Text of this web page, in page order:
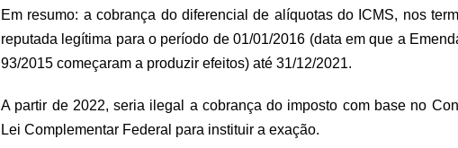
Em resumo: a cobrança do diferencial de alíquotas do ICMS, nos
reputada legítima para o período de 01/01/2016 (data em que a
93/2015 começaram a produzir efeitos) até 31/12/2021.
A partir de 2022, seria ilegal a cobrança do imposto com base no
Lei Complementar Federal para instituir a exação.